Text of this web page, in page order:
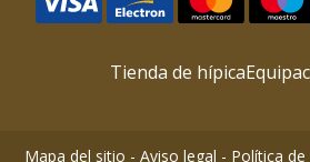
Tienda de hípica
Mapa del sitio - Aviso legal - Política de